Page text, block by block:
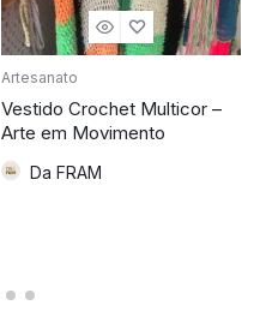
Artesanato
Vestido Crochet Multicor –
Arte em Movimento
Da FRAM